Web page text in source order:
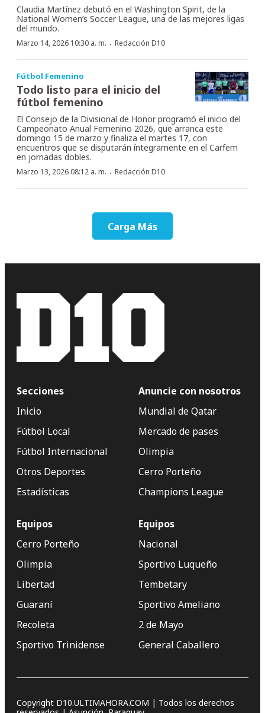
Claudia Martínez debutó en el Washington Spirit, de la
National Women’s Soccer League, una de las mejores ligas
del mundo.
Marzo 14, 2026 10:30 a. m. · Redacción D10
Fútbol Femenino
Todo listo para el inicio del
fútbol femenino
El Consejo de la Divisional de Honor programó el inicio del
Campeonato Anual Femenino 2026, que arranca este
domingo 15 de marzo y finaliza el martes 17, con
encuentros que se disputarán íntegramente en el Carfem
en jornadas dobles.
Marzo 13, 2026 08:12 a. m. · Redacción D10
Carga Más
Secciones
Inicio
Fútbol Local
Fútbol Internacional
Otros Deportes
Estadísticas
Anuncie con nosotros
Mundial de Qatar
Mercado de pases
Olimpia
Cerro Porteño
Champions League
Equipos
Cerro Porteño
Olimpia
Libertad
Guaraní
Recoleta
Sportivo Trinidense
Equipos
Nacional
Sportivo Luqueño
Tembetary
Sportivo Ameliano
2 de Mayo
General Caballero
Copyright D10.ULTIMAHORA.COM | Todos los derechos